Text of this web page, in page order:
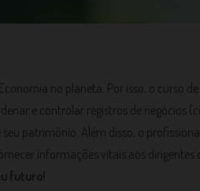
no planeta. Por isso, o curso
e controlar registros de negócios
seu patrimônio. Além disso, o
informações vitais aos dirigentes
futuro!